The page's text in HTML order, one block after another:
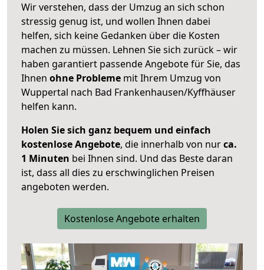
Wir verstehen, dass der Umzug an sich schon
stressig genug ist, und wollen Ihnen dabei
helfen, sich keine Gedanken über die Kosten
machen zu müssen. Lehnen Sie sich zurück – wir
haben garantiert passende Angebote für Sie, das
Ihnen ohne Probleme mit Ihrem Umzug von
Wuppertal nach Bad Frankenhausen/Kyffhäuser
helfen kann.
Holen Sie sich ganz bequem und einfach
kostenlose Angebote, die innerhalb von nurca.
1 Minuten bei Ihnen sind. Und das Beste daran
ist, dass all dies zu erschwinglichen Preisen
angeboten werden.
Kostenlose Angebote erhalten